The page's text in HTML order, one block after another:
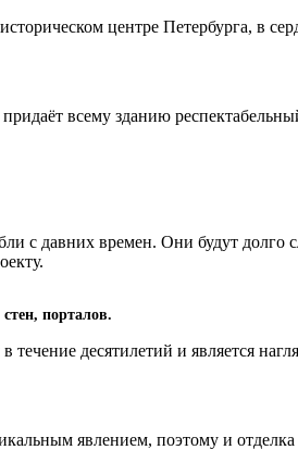
центре Петербурга, в
всему зданию
с давних времен. Они будут
порталов.
течение десятилетий и является
явлением, поэтому и